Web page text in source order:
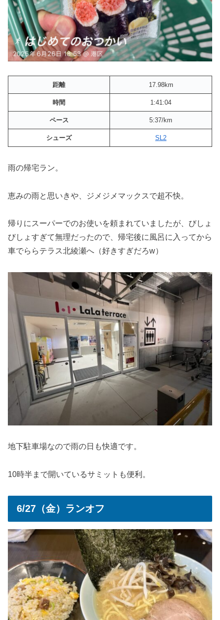
距離 17.98km
時間 1:41:04
ペース 5:37/km
シューズ SL2
雨の帰宅ラン。
恵みの雨と思いきや、ジメジメマックスで超不快。
帰りにスーパーでのお使いを頼まれていましたが、びしょ
びしょすぎて無理だったので、帰宅後に風呂に入ってから
車でららテラス北綾瀬へ（好きすぎだろw）
地下駐車場なので雨の日も快適です。
10時半まで開いているサミットも便利。
6/27（金）ランオフ